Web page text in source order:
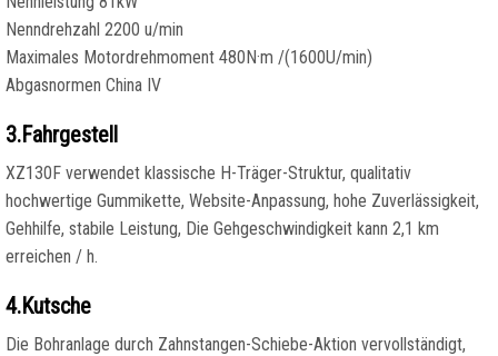
Nenndrehzahl 2200 u/min
Maximales Motordrehmoment 480N·m /(1600U/min)
Abgasnormen China IV
3.Fahrgestell
XZ130F verwendet klassische H-Träger-Struktur, qualitativ
hochwertige Gummikette, Website-Anpassung, hohe Zuverlässigkeit,
Gehhilfe, stabile Leistung, Die Gehgeschwindigkeit kann 2,1 km
erreichen / h.
4.Kutsche
Die Bohranlage durch Zahnstangen-Schiebe-Aktion vervollständigt,